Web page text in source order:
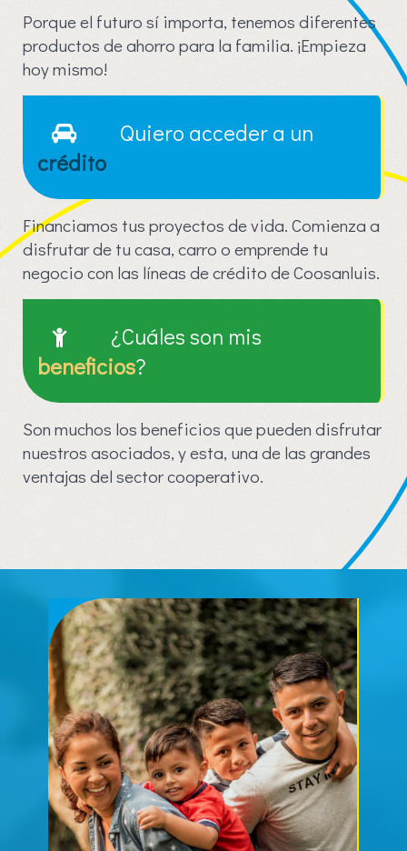
Porque el futuro sí importa, tenemos diferentes
productos de ahorro para la familia. ¡Empieza
hoy mismo!
Quiero acceder a un
crédito
Financiamos tus proyectos de vida. Comienza a
disfrutar de tu casa, carro o emprende tu
negocio con las líneas de crédito de Coosanluis.
¿Cuáles son mis
beneficios?
Son muchos los beneficios que pueden disfrutar
nuestros asociados, y esta, una de las grandes
ventajas del sector cooperativo.